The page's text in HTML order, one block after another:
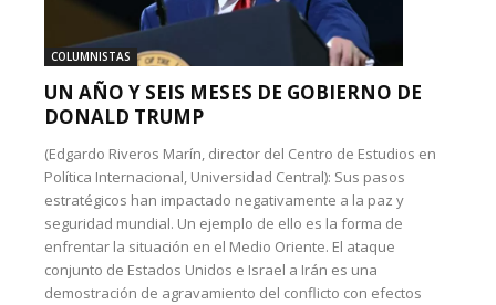
COLUMNISTAS
UN AÑO Y SEIS MESES DE GOBIERNO DE
DONALD TRUMP
(Edgardo Riveros Marín, director del Centro de Estudios en
Política Internacional, Universidad Central): Sus pasos
estratégicos han impactado negativamente a la paz y
seguridad mundial. Un ejemplo de ello es la forma de
enfrentar la situación en el Medio Oriente. El ataque
conjunto de Estados Unidos e Israel a Irán es una
demostración de agravamiento del conflicto con efectos